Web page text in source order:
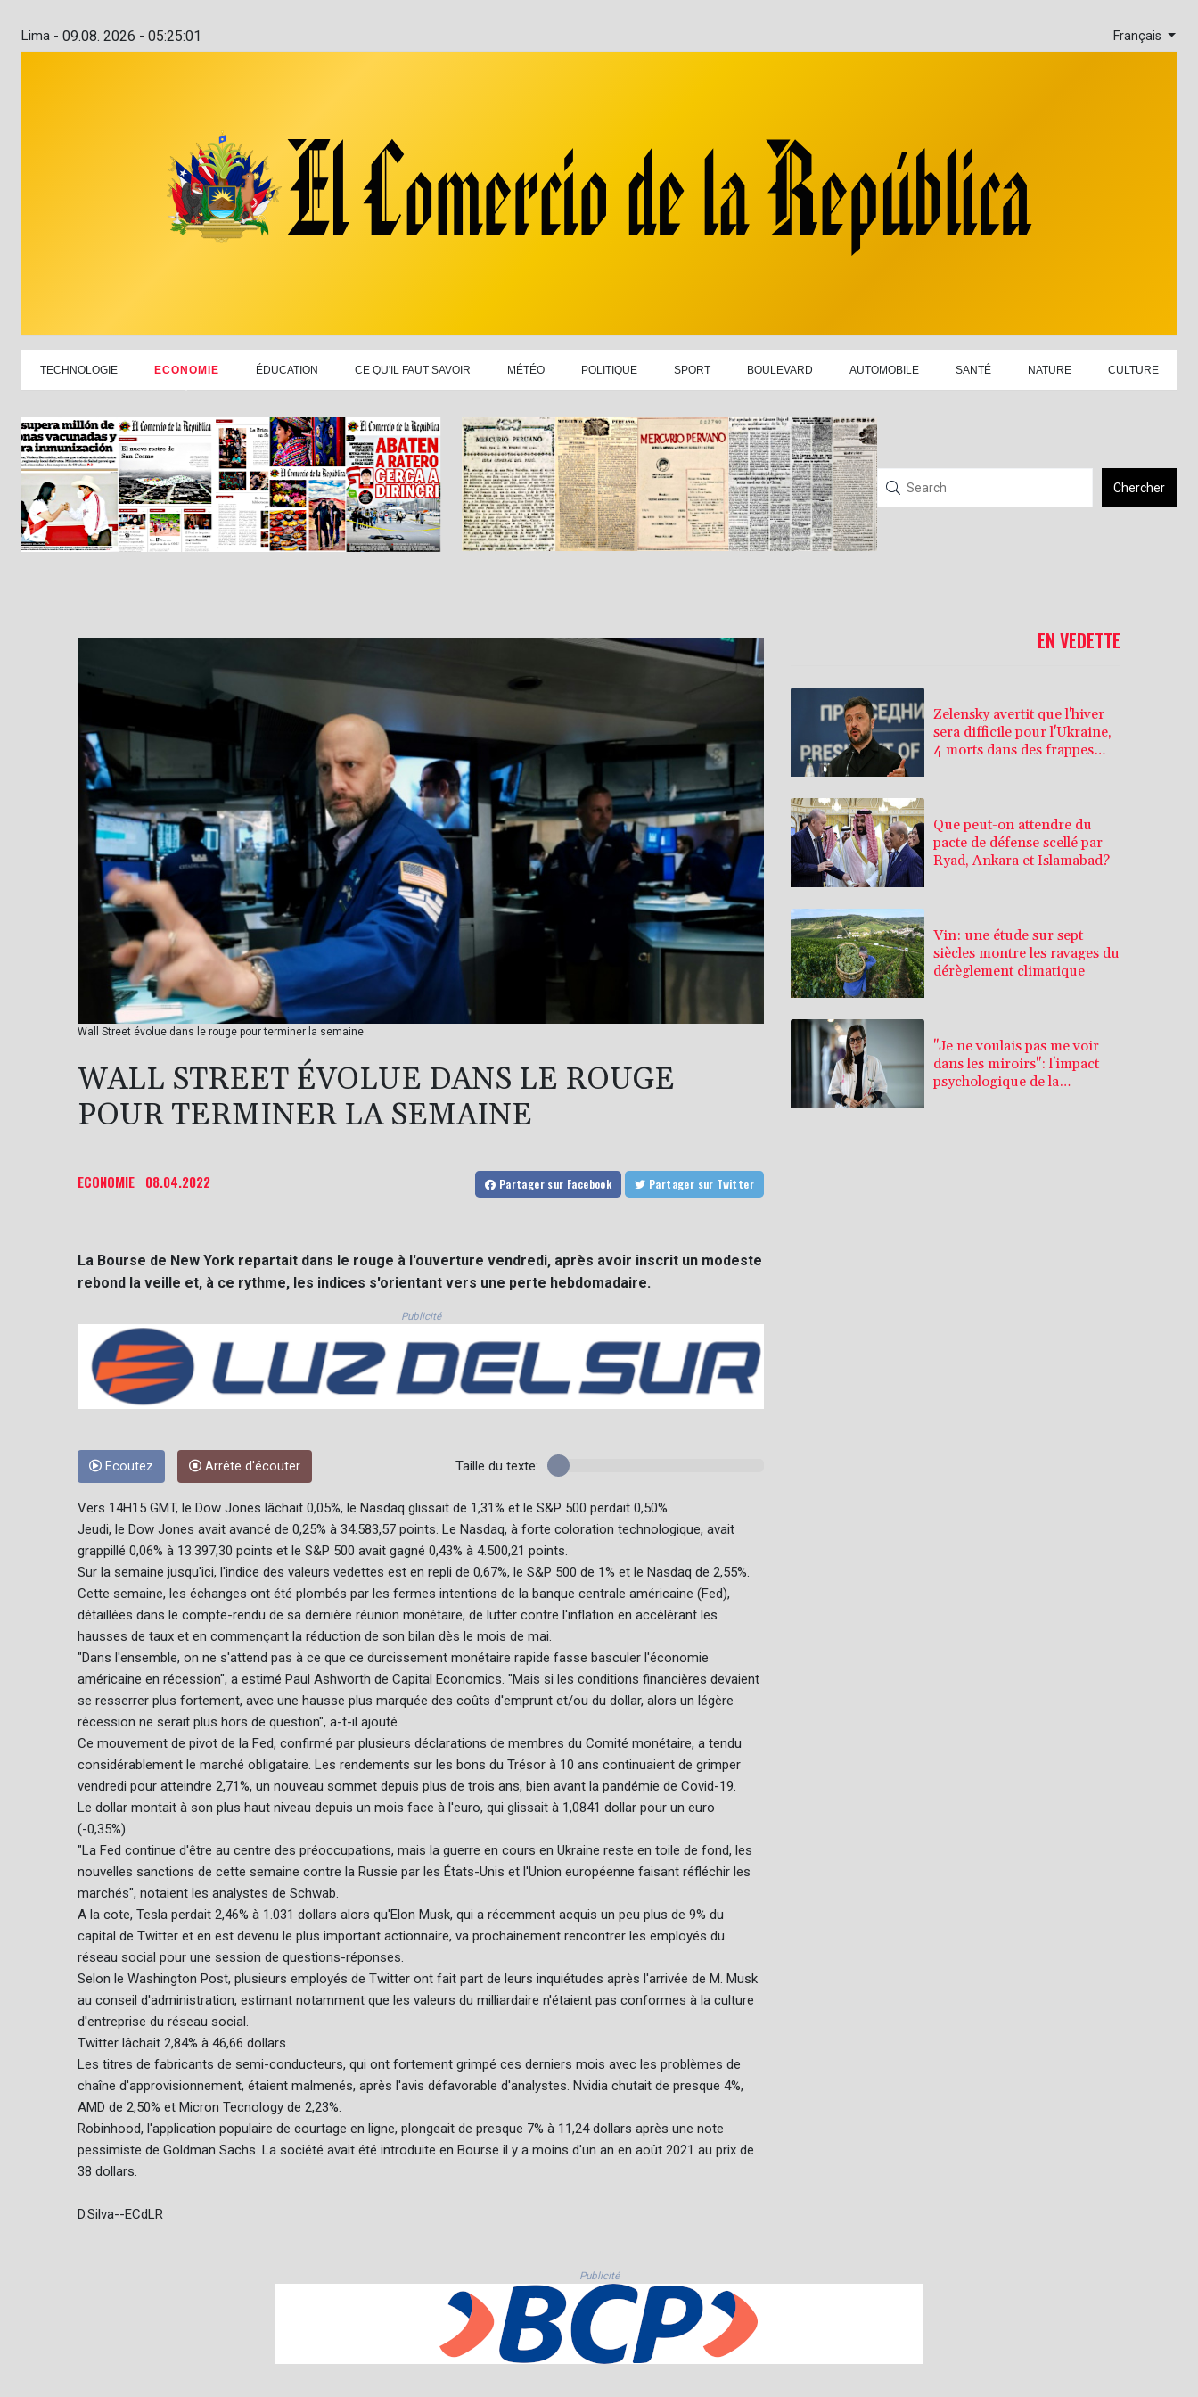
Lima - 09.08. 2026 - 05:25:02 Français
TECHNOLOGIE ECONOMIE ÉDUCATION CE QU'IL FAUT SAVOIR MÉTÉO POLITIQUE SPORT BOULEVARD AUTOMOBILE SANTÉ NATURE CULTURE
Chercher
Wall Street évolue dans le rouge pour terminer la semaine
WALL STREET ÉVOLUE DANS LE ROUGE
POUR TERMINER LA SEMAINE
ECONOMIE 08.04.2022 Partager sur Facebook Partager sur Twitter
La Bourse de New York repartait dans le rouge à l'ouverture vendredi, après avoir inscrit un modeste
rebond la veille et, à ce rythme, les indices s'orientant vers une perte hebdomadaire.
Publicité
Ecoutez Arrête d'écouter Taille du texte:
Vers 14H15 GMT, le Dow Jones lâchait 0,05%, le Nasdaq glissait de 1,31% et le S&P 500 perdait 0,50%.
Jeudi, le Dow Jones avait avancé de 0,25% à 34.583,57 points. Le Nasdaq, à forte coloration technologique, avait
grappillé 0,06% à 13.397,30 points et le S&P 500 avait gagné 0,43% à 4.500,21 points.
Sur la semaine jusqu'ici, l'indice des valeurs vedettes est en repli de 0,67%, le S&P 500 de 1% et le Nasdaq de 2,55%.
Cette semaine, les échanges ont été plombés par les fermes intentions de la banque centrale américaine (Fed),
détaillées dans le compte-rendu de sa dernière réunion monétaire, de lutter contre l'inflation en accélérant les
hausses de taux et en commençant la réduction de son bilan dès le mois de mai.
"Dans l'ensemble, on ne s'attend pas à ce que ce durcissement monétaire rapide fasse basculer l'économie
américaine en récession", a estimé Paul Ashworth de Capital Economics. "Mais si les conditions financières devaient
se resserrer plus fortement, avec une hausse plus marquée des coûts d'emprunt et/ou du dollar, alors un légère
récession ne serait plus hors de question", a-t-il ajouté.
Ce mouvement de pivot de la Fed, confirmé par plusieurs déclarations de membres du Comité monétaire, a tendu
considérablement le marché obligataire. Les rendements sur les bons du Trésor à 10 ans continuaient de grimper
vendredi pour atteindre 2,71%, un nouveau sommet depuis plus de trois ans, bien avant la pandémie de Covid-19.
Le dollar montait à son plus haut niveau depuis un mois face à l'euro, qui glissait à 1,0841 dollar pour un euro
(-0,35%).
"La Fed continue d'être au centre des préoccupations, mais la guerre en cours en Ukraine reste en toile de fond, les
nouvelles sanctions de cette semaine contre la Russie par les États-Unis et l'Union européenne faisant réfléchir les
marchés", notaient les analystes de Schwab.
A la cote, Tesla perdait 2,46% à 1.031 dollars alors qu'Elon Musk, qui a récemment acquis un peu plus de 9% du
capital de Twitter et en est devenu le plus important actionnaire, va prochainement rencontrer les employés du
réseau social pour une session de questions-réponses.
Selon le Washington Post, plusieurs employés de Twitter ont fait part de leurs inquiétudes après l'arrivée de M. Musk
au conseil d'administration, estimant notamment que les valeurs du milliardaire n'étaient pas conformes à la culture
d'entreprise du réseau social.
Twitter lâchait 2,84% à 46,66 dollars.
Les titres de fabricants de semi-conducteurs, qui ont fortement grimpé ces derniers mois avec les problèmes de
chaîne d'approvisionnement, étaient malmenés, après l'avis défavorable d'analystes. Nvidia chutait de presque 4%,
AMD de 2,50% et Micron Tecnology de 2,23%.
Robinhood, l'application populaire de courtage en ligne, plongeait de presque 7% à 11,24 dollars après une note
pessimiste de Goldman Sachs. La société avait été introduite en Bourse il y a moins d'un an en août 2021 au prix de
38 dollars.
D.Silva--ECdLR
EN VEDETTE
Zelensky avertit que l'hiver
sera difficile pour l'Ukraine,
4 morts dans des frappes
Que peut-on attendre du
pacte de défense scellé par
Ryad, Ankara et Islamabad?
Vin: une étude sur sept
siècles montre les ravages du
dérèglement climatique
"Je ne voulais pas me voir
dans les miroirs": l'impact
psychologique de la
Publicité